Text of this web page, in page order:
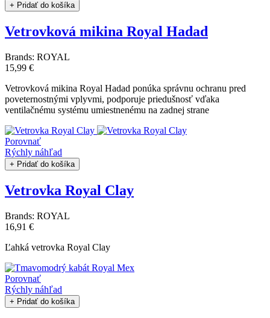
+ Pridať do košíka
Vetrovková mikina Royal Hadad
Brands: ROYAL
15,99 €
Vetrovková mikina Royal Hadad ponúka správnu ochranu pred
poveternostnými vplyvmi, podporuje priedušnosť vďaka
ventilačnému systému umiestnenému na zadnej strane
Porovnať
Rýchly náhľad
+ Pridať do košíka
Vetrovka Royal Clay
Brands: ROYAL
16,91 €
Ľahká vetrovka Royal Clay
Porovnať
Rýchly náhľad
+ Pridať do košíka